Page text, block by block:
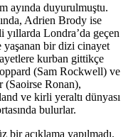
ayında duyurulmuştu.
Adrien Brody ise
yıllarda Londra’da geçen
yaşanan bir dizi cinayet
kurban gittikçe
(Sam Rockwell) ve
(Saoirse Ronan),
ve kirli yeraltı dünyası
bulurlar.
bir açıklama yapılmadı.